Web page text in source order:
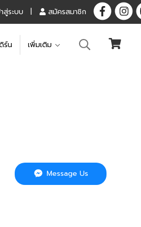
สู่ระบบ สมัครสมาชิก
ร์น เพิ่มเติม
Message Us